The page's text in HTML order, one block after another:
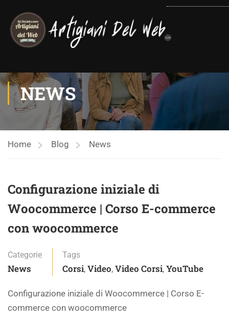
NEWS
Home Blog News
Configurazione iniziale di
Woocommerce | Corso E-commerce
con woocommerce
Categorie
News
Tags
Corsi, Video, Video Corsi, YouTube
Configurazione iniziale di Woocommerce | Corso E-
commerce con woocommerce